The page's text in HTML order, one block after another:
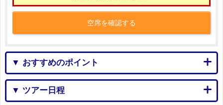
空席を確認する
▼ おすすめのポイント
▼ ツアー日程